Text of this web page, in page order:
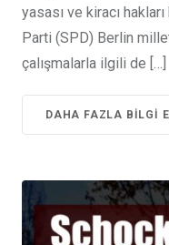
yasası ve kiracı
Parti (SPD) Berlin
çalışmalarla ilgili de […]
DAHA FAZLA BILGI